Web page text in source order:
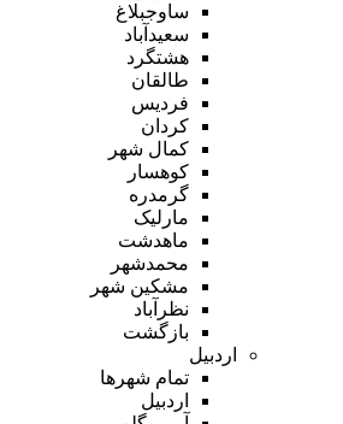
ساوجبلاغ
سعیدآباد
هشتگرد
طالقان
فردیس
کردان
کمال شهر
کوهسار
گرمدره
مارلیک
ماهدشت
محمدشهر
مشکین شهر
نظرآباد
بازگشت
اردبیل
تمام شهر‌ها
اردبیل